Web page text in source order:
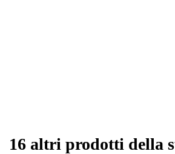
16 altri prodotti della